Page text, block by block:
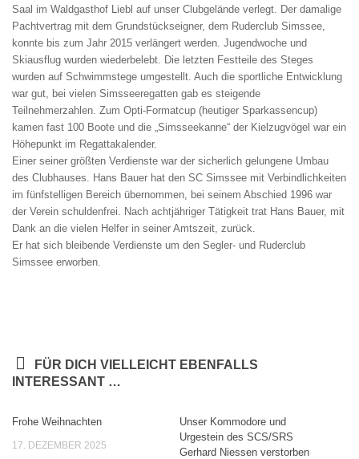
Saal im Waldgasthof Liebl auf unser Clubgelände verlegt. Der damalige
Pachtvertrag mit dem Grundstückseigner, dem Ruderclub Simssee,
konnte bis zum Jahr 2015 verlängert werden. Jugendwoche und
Skiausflug wurden wiederbelebt. Die letzten Festteile des Steges
wurden auf Schwimmstege umgestellt. Auch die sportliche Entwicklung
war gut, bei vielen Simsseeregatten gab es steigende
Teilnehmerzahlen. Zum Opti-Formatcup (heutiger Sparkassencup)
kamen fast 100 Boote und die „Simsseekanne“ der Kielzugvögel war ein
Höhepunkt im Regattakalender.
Einer seiner größten Verdienste war der sicherlich gelungene Umbau
des Clubhauses. Hans Bauer hat den SC Simssee mit Verbindlichkeiten
im fünfstelligen Bereich übernommen, bei seinem Abschied 1996 war
der Verein schuldenfrei. Nach achtjähriger Tätigkeit trat Hans Bauer, mit
Dank an die vielen Helfer in seiner Amtszeit, zurück.
Er hat sich bleibende Verdienste um den Segler- und Ruderclub
Simssee erworben.
FÜR DICH VIELLEICHT EBENFALLS
INTERESSANT …
Frohe Weihnachten
17. DEZEMBER 2025
Unser Kommodore und
Urgestein des SCS/SRS
Gerhard Niessen verstorben